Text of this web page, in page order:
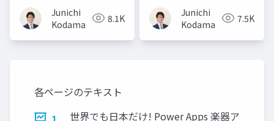
Junichi
Kodama
8.1K
Junichi
Kodama
7.5K
各ページのテキスト
世界でも日本だけ! Power Apps 楽器ア